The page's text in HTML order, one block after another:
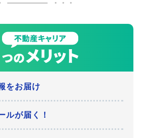
をお届け
ルが届く！